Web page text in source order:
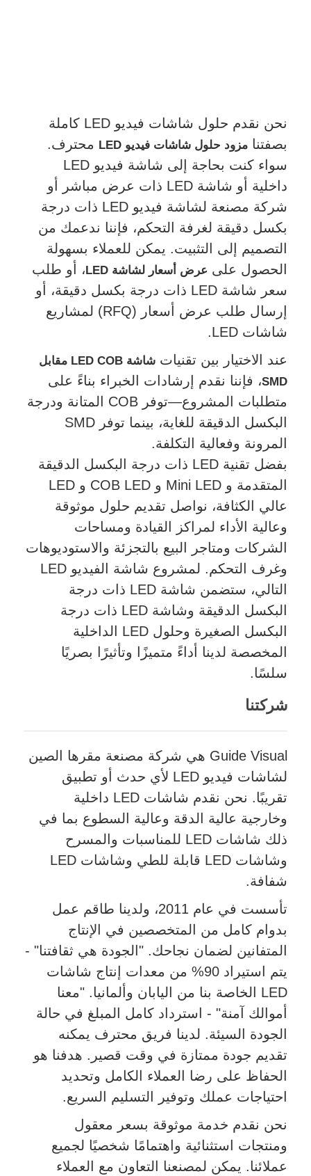
نحن نقدم حلول شاشات فيديو LED كاملة
بصفتنامزود حلول شاشات فيديو LED
محترف.
سواء كنت بحاجة إلى شاشة فيديو LED
داخلية أو شاشة LED ذات عرض مباشر أو
شركة مصنعة لشاشة فيديو LED ذات درجة
بكسل دقيقة لغرفة التحكم، فإننا ندعمك من
التصميم إلى التثبيت. يمكن للعملاء بسهولة
الحصول علىعرض أسعار لشاشة LED
، أو طلب
سعر شاشة LED ذات درجة بكسل دقيقة، أو
إرسال طلب عرض أسعار (RFQ) لمشاريع
شاشات LED.
عند الاختيار بين تقنيات
شاشة LED COB مقابل
SMD، فإننا نقدم إرشادات الخبراء بناءً على
متطلبات المشروع—توفر COB المتانة ودرجة
البكسل الدقيقة للغاية، بينما توفر SMD
المرونة وفعالية التكلفة.
بفضل تقنية LED ذات درجة البكسل الدقيقة
المتقدمة و Mini LED و COB LED و LED
عالي الكثافة، نواصل تقديم حلول موثوقة
وعالية الأداء لمراكز القيادة ومساحات
الشركات ومتاجر البيع بالتجزئة والاستوديوهات
وغرف التحكم. لمشروع شاشة الفيديو LED
التالي، ستضمن شاشة LED ذات درجة
البكسل الدقيقة وشاشة LED ذات درجة
البكسل الصغيرة وحلول LED الداخلية
المخصصة لدينا أداءً متميزًا وتأثيرًا بصريًا
سلسًا.
شركتنا
Guide Visual هي شركة مصنعة مقرها الصين
لشاشات فيديو LED لأي حدث أو تطبيق
تقريبًا. نحن نقدم شاشات LED داخلية
وخارجية عالية الدقة وعالية السطوع بما في
ذلك شاشات LED للمناسبات والمسرح
وشاشات LED قابلة للطي وشاشات LED
شفافة.
تأسست في عام 2011، ولدينا طاقم عمل
بدوام كامل من المتخصصين في الإنتاج
المتفانين لضمان نجاحك. "الجودة هي ثقافتنا" -
يتم استيراد 90% من معدات إنتاج شاشات
LED الخاصة بنا من اليابان وألمانيا. "معنا
أموالك آمنة" - استرداد كامل المبلغ في حالة
الجودة السيئة. لدينا فريق محترف يمكنه
تقديم جودة ممتازة في وقت قصير. هدفنا هو
الحفاظ على رضا العملاء الكامل وتحديد
احتياجات عملك وتوفير التسليم السريع.
نحن نقدم خدمة موثوقة بسعر معقول
ومنتجات استثنائية واهتمامًا شخصيًا لجميع
عملائنا. يمكن لمصنعنا التعاون مع العملاء